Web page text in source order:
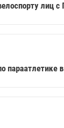
лиц
параатлетике